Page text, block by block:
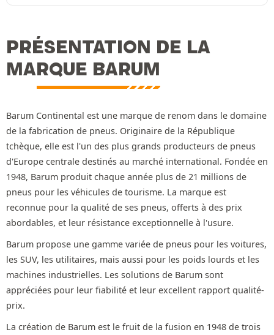
PRÉSENTATION DE LA
MARQUE BARUM
Barum Continental est une marque de renom dans le domaine
de la fabrication de pneus. Originaire de la République
tchèque, elle est l'un des plus grands producteurs de pneus
d'Europe centrale destinés au marché international. Fondée en
1948, Barum produit chaque année plus de 21 millions de
pneus pour les véhicules de tourisme. La marque est
reconnue pour la qualité de ses pneus, offerts à des prix
abordables, et leur résistance exceptionnelle à l'usure.
Barum propose une gamme variée de pneus pour les voitures,
les SUV, les utilitaires, mais aussi pour les poids lourds et les
machines industrielles. Les solutions de Barum sont
appréciées pour leur fiabilité et leur excellent rapport qualité-
prix.
La création de Barum est le fruit de la fusion en 1948 de trois